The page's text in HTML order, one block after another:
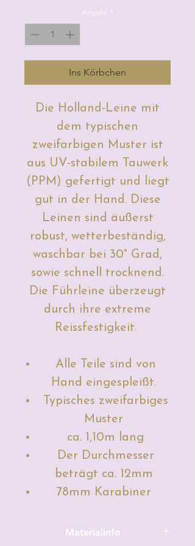
Anzahl *
Ins Körbchen
Die Holland-Leine mit
dem typischen
zweifarbigen Muster ist
aus UV-stabilem Tauwerk
(PPM) gefertigt und liegt
gut in der Hand. Diese
Leinen sind äußerst
robust, wetterbeständig,
waschbar bei 30° Grad,
sowie schnell trocknend.
Die Führleine überzeugt
durch ihre extreme
Reissfestigkeit.
Alle Teile sind von
Hand eingespleißt.
Typisches zweifarbiges
Muster
ca. 1,10m lang
Der Durchmesser
beträgt ca. 12mm
78mm Karabiner
Materialinfo